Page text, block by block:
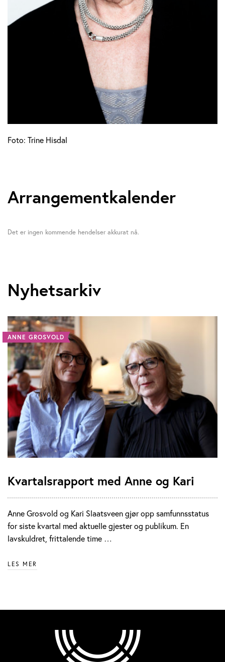
Foto: Trine Hisdal
Arrangementkalender
Det er ingen kommende hendelser akkurat nå.
Nyhetsarkiv
ANNE GROSVOLD
Kvartalsrapport med Anne og Kari
Anne Grosvold og Kari Slaatsveen gjør opp samfunnsstatus
for siste kvartal med aktuelle gjester og publikum. En
lavskuldret, frittalende time …
LES MER